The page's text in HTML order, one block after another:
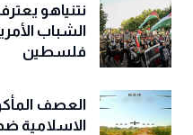
نتنياهو
الشباب
فلسطين
العصف
الاسلامية ضد